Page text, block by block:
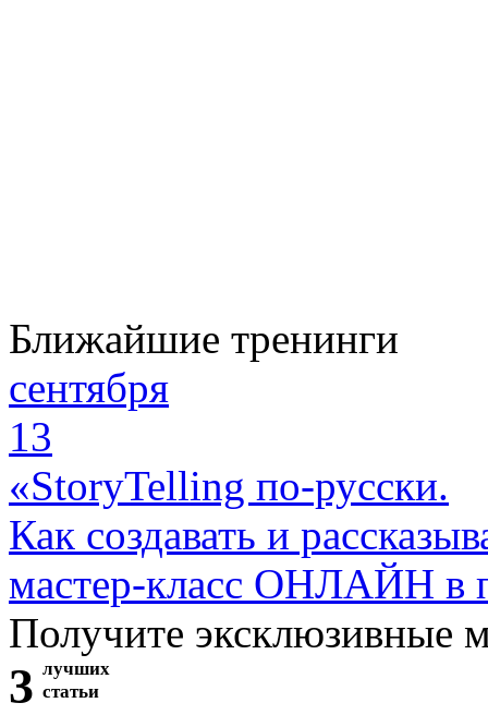
Ближайшие тренинги
сентября
13
«StoryTelling по-русски.
Как создавать и
мастер-класс ОНЛАЙН в
Получите эксклюзивные
3 лучших
статьи